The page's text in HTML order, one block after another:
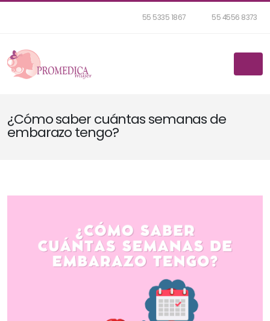
55 5335 1867 55 4556 8373
¿Cómo saber cuántas semanas de
embarazo tengo?